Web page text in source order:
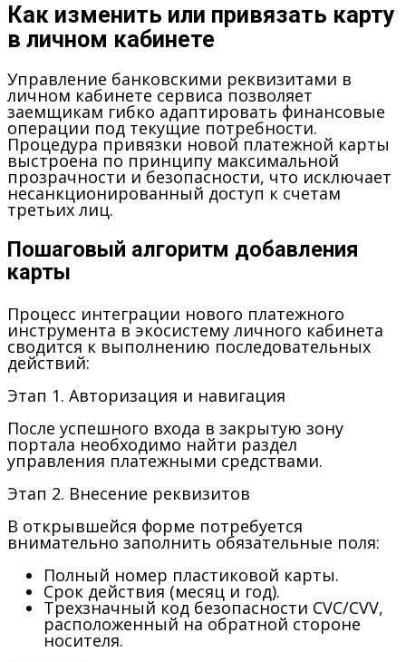
Как изменить или привязать карту
в личном кабинете
Управление банковскими реквизитами в
личном кабинете сервиса позволяет
заемщикам гибко адаптировать финансовые
операции под текущие потребности.
Процедура привязки новой платежной карты
выстроена по принципу максимальной
прозрачности и безопасности, что исключает
несанкционированный доступ к счетам
третьих лиц.
Пошаговый алгоритм добавления
карты
Процесс интеграции нового платежного
инструмента в экосистему личного кабинета
сводится к выполнению последовательных
действий:
Этап 1. Авторизация и навигация
После успешного входа в закрытую зону
портала необходимо найти раздел
управления платежными средствами.
Этап 2. Внесение реквизитов
В открывшейся форме потребуется
внимательно заполнить обязательные поля:
Полный номер пластиковой карты.
Срок действия (месяц и год).
Трехзначный код безопасности CVC/CVV,
расположенный на обратной стороне
носителя.